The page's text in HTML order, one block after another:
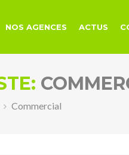
NOS AGENCES ACTUS
Commercial